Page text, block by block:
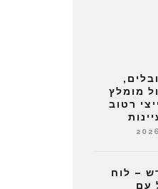
מומלץ
רטוב
– לוח
עם